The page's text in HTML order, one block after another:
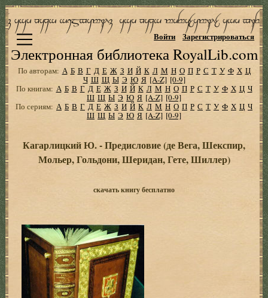
Электронная библиотека RoyalLib.com
Войти Зарегистрироваться
По авторам: А Б В Г Д Е Ж З И Й К Л М Н О П Р С Т У Ф Х Ц
Ч Ш Щ Ы Э Ю Я [A-Z] [0-9]
По книгам: А Б В Г Д Е Ж З И Й К Л М Н О П Р С Т У Ф Х Ц Ч
Ш Щ Ы Э Ю Я [A-Z] [0-9]
По сериям: А Б В Г Д Е Ж З И Й К Л М Н О П Р С Т У Ф Х Ц Ч
Ш Щ Ы Э Ю Я [A-Z] [0-9]
Кагарлицкий Ю. - Предисловие (де Вега, Шекспир,
Мольер, Гольдони, Шеридан, Гете, Шиллер)
скачать книгу бесплатно